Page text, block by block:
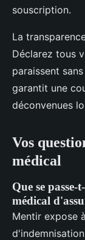
souscription.
La
Déclarez tous
paraissent
garantit une
déconvenues
Vos
médical
Que se
médical
Mentir expose